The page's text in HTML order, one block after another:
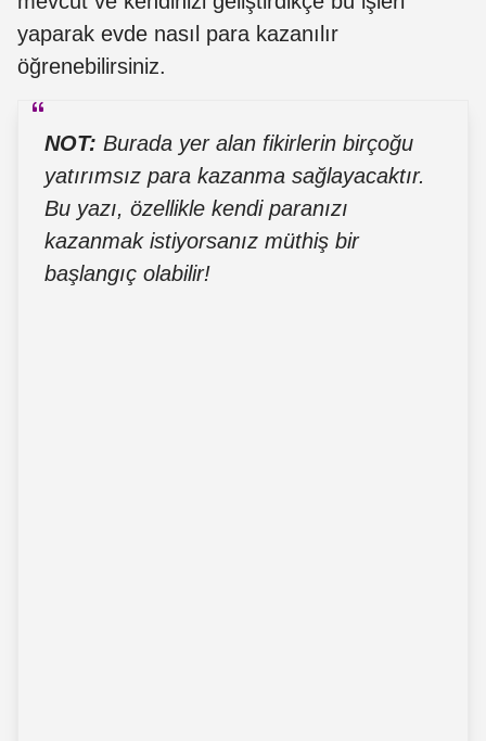
yaparak evde nasıl para kazanılır
öğrenebilirsiniz.
NOT: Burada yer alan fikirlerin birçoğu
yatırımsız para kazanma sağlayacaktır.
Bu yazı, özellikle kendi paranızı
kazanmak istiyorsanız müthiş bir
başlangıç olabilir!